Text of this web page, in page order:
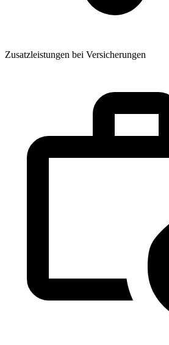
Zusatzleistungen bei Versicherungen